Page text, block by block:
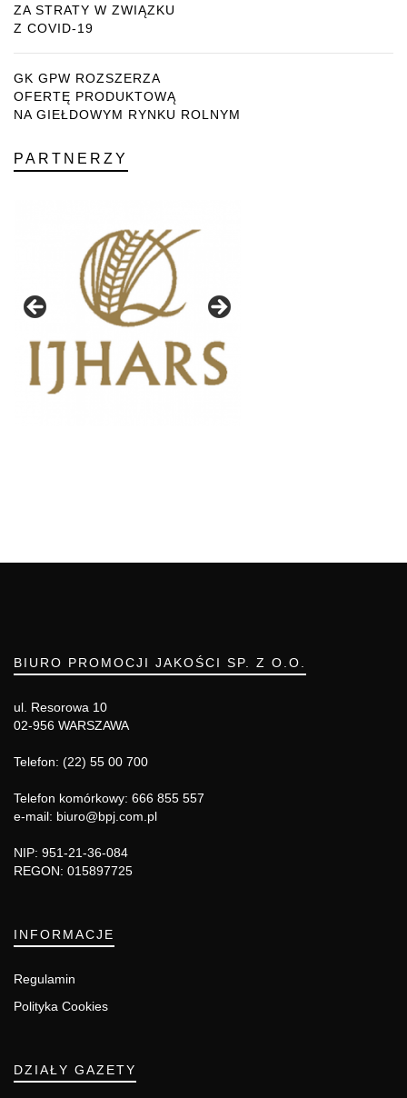
ZA STRATY W ZWIĄZKU
Z COVID-19
GK GPW ROZSZERZA
OFERTĘ PRODUKTOWĄ
NA GIEŁDOWYM RYNKU ROLNYM
PARTNERZY
BIURO PROMOCJI JAKOŚCI SP. Z O.O.
ul. Resorowa 10
02-956 WARSZAWA
Telefon: (22) 55 00 700
Telefon komórkowy: 666 855 557
e-mail: biuro@bpj.com.pl
NIP: 951-21-36-084
REGON: 015897725
INFORMACJE
Regulamin
Polityka Cookies
DZIAŁY GAZETY